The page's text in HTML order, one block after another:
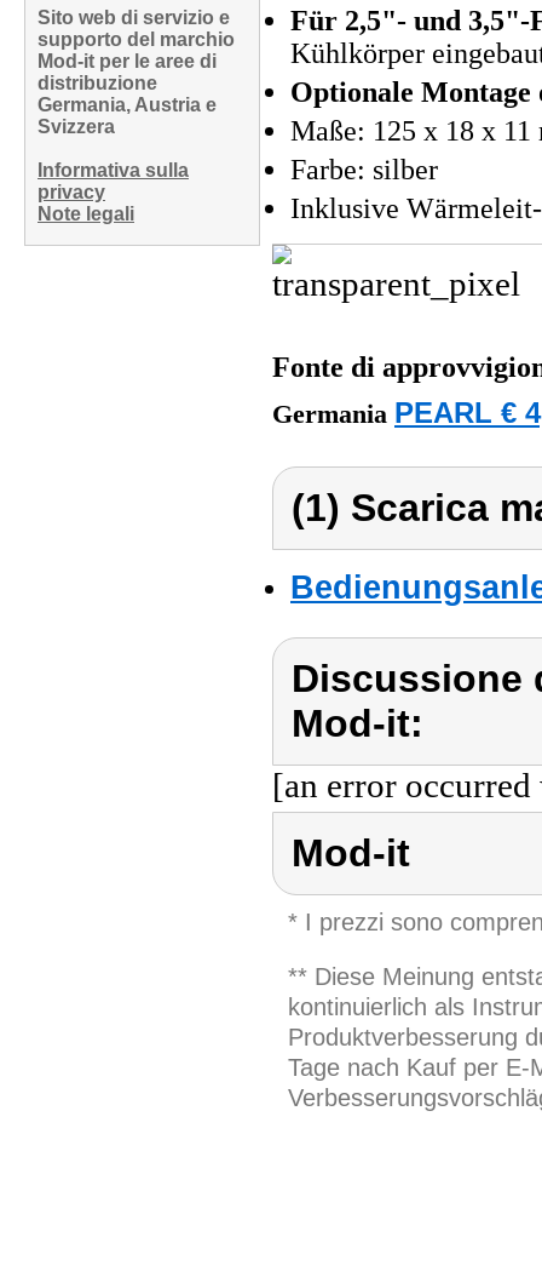
Sito web di servizio e
supporto del marchio
Mod-it per le aree di
distribuzione
Germania, Austria e
Svizzera
Informativa sulla
privacy
Note legali
Für 2,5"- und 3,5"-
Kühlkörper
Optionale Montage
Maße: 125 x 18 x
Farbe: silber
Inklusive
Fonte di
Germania PEARL €
(1) Scarica
Discussione
Mod-it:
[an error
Mod-it
* I prezzi sono
** Diese Meinung
kontinuierlich als
Produktverbesserung
Tage nach Kauf per E-